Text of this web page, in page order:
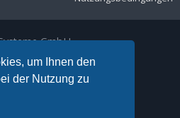
um Ihnen den
der Nutzung zu
GmbH
Straße 102
Remscheid
2191 59897 61